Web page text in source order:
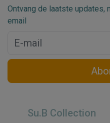
Ontvang de laatste updates,
email
Su.B Collection